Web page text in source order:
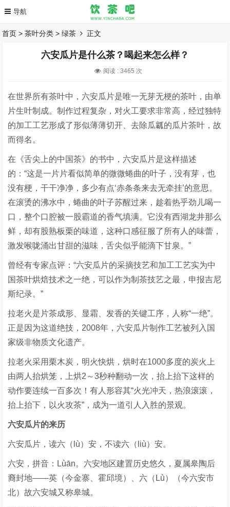
首页 >茶叶分类 >绿茶 正文
六安瓜片是什么茶？喝起来怎么样？
阅读 :3465 次
在世界所有茶叶中，六安瓜片是唯一无芽无梗的茶叶，由单
片生叶制成。制作过程复杂，对火工要求非常高，经过独特
的加工工艺形成了形似薄薄切开、去除瓜瓤的瓜片茶叶，故
而得名。
在《舌尖上的中国茶》的书中，六安瓜片是这样描述
的：“这是一片片看似简单的微微蜷曲的叶子，没有芽，也
没有梗，干干净净，多少有点‘赤条条来去无牵挂’的意思。
在滚烫的沸水中，蜷曲的叶子苏醒过来，趁着热乎劲儿喝一
口，整个口腔被一股霸道的香气填满。它没有西湖龙井那么
鲜，却有股熟板栗的味道，这种口感征服了所有人的味蕾，
激发喉咙涌出甘甜的滋味，舌尖似乎能滴下甘泉。”
曾经有专家点评：“六安瓜片的采摘技艺和加工工艺实为中
国茶叶烘焙技术之一绝，可以作为制茶技艺之最，申报吉尼
斯纪录。”
拉老火是片茶成形、显霜、发香的关键工序，人称“一绝”。
正是因为这道绝技，2008年，六安瓜片制作工艺被列入国
家级非物质文化遗产。
拉老火采用栗木炭，明火快烘，烘时在1000多度的炭火上
由两人抬烘笼，上烘2～3秒种翻动一次，抬上抬下这样的
动作要连续一百多次！有人形容其“火光冲天，热浪滚滚，
抬上抬下，以火攻茶”，成为一道引人入胜的景观。
六安瓜片的来历
六安瓜片，读六（lù）安，不读六（liù）安。
六安，拼音：Lùān。六安地区建置历史悠久，夏属皋陶后
裔封地——英（今金寨、霍邱境）、六（Lù）（今六安市
北）故六安城又称皋城。